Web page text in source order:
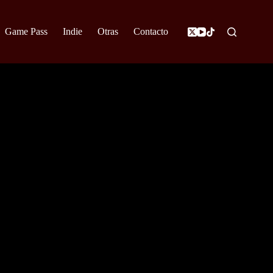
Game Pass Indie Otras Contacto